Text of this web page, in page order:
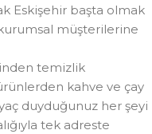
Eskişehir başta olmak
müşterilerine
temizlik
kahve ve çay
duyduğunuz her şeyi
tek adreste